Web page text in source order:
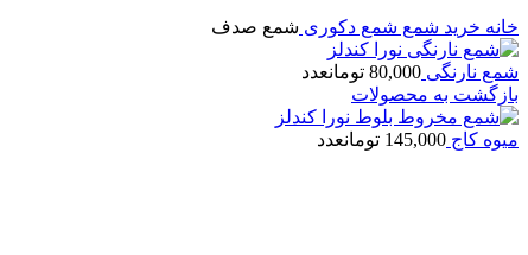
خانه خرید شمع شمع دکوری شمع صدف
شمع نارنگی 80,000 تومانعدد
بازگشت به محصولات
میوه کاج 145,000 تومانعدد